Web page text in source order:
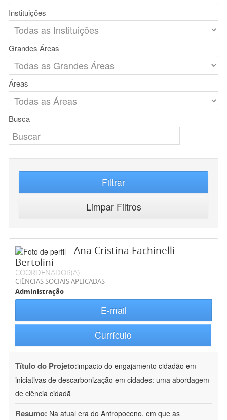
Instituições
Grandes Áreas
Áreas
Busca
Filtrar
Limpar Filtros
Ana Cristina Fachinelli
Bertolini
COORDENADOR(A)
CIÊNCIAS SOCIAIS APLICADAS
Administração
E-mail
Currículo
Título do Projeto:impacto do engajamento cidadão em
iniciativas de descarbonização em cidades: uma abordagem
de ciência cidadã
Resumo: Na atual era do Antropoceno, em que as